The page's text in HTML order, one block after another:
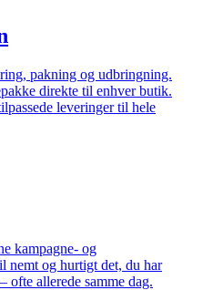
pakning og udbringning.
direkte til enhver butik.
leveringer til hele
kampagne- og
nemt og hurtigt det, du har
ofte allerede samme dag.